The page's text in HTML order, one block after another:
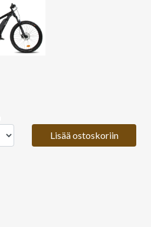
Lisää ostoskoriin